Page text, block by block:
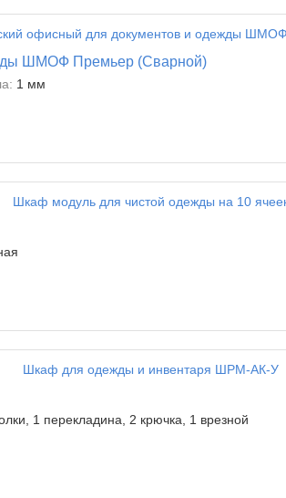
ШМОФ Премьер (Сварной)
1 мм
1 перекладина, 2 крючка, 1 врезной